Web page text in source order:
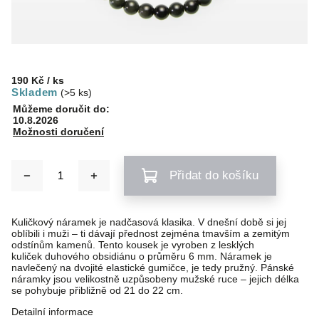
190 Kč / ks
Skladem (>5 ks)
Můžeme doručit do:
10.8.2026
Možnosti doručení
Přidat do košíku
Kuličkový náramek je nadčasová klasika. V dnešní době si jej
oblíbili i muži – ti dávají přednost zejména tmavším a zemitým
odstínům kamenů. Tento kousek je vyroben z lesklých
kuliček duhového obsidiánu o průměru 6 mm. Náramek je
navlečený na dvojité elastické gumičce, je tedy pružný. Pánské
náramky jsou velikostně uzpůsobeny mužské ruce – jejich délka
se pohybuje přibližně od 21 do 22 cm.
Detailní informace